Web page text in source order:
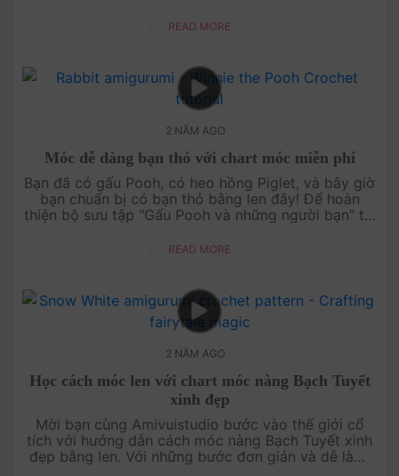
READ MORE
2 NĂM AGO
Móc dễ dàng bạn thỏ với chart móc miễn phí
Bạn đã có gấu Pooh, có heo hồng Piglet, và bây giờ
bạn chuẩn bị có bạn thỏ bằng len đây! Để hoàn
thiện bộ sưu tập "Gấu Pooh và những người bạn" thì
READ MORE
2 NĂM AGO
Học cách móc len với chart móc nàng Bạch Tuyết
xinh đẹp
Mời bạn cùng Amivuistudio bước vào thế giới cổ
tích với hướng dẫn cách móc nàng Bạch Tuyết xinh
đẹp bằng len. Với những bước đơn giản và dễ làm,